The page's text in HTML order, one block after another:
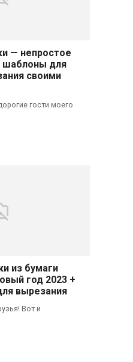
— непростое
шаблоны для
своими
гости моего
из бумаги
год 2023 +
вырезания
Вот и